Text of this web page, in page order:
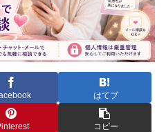
はてブ
コピー